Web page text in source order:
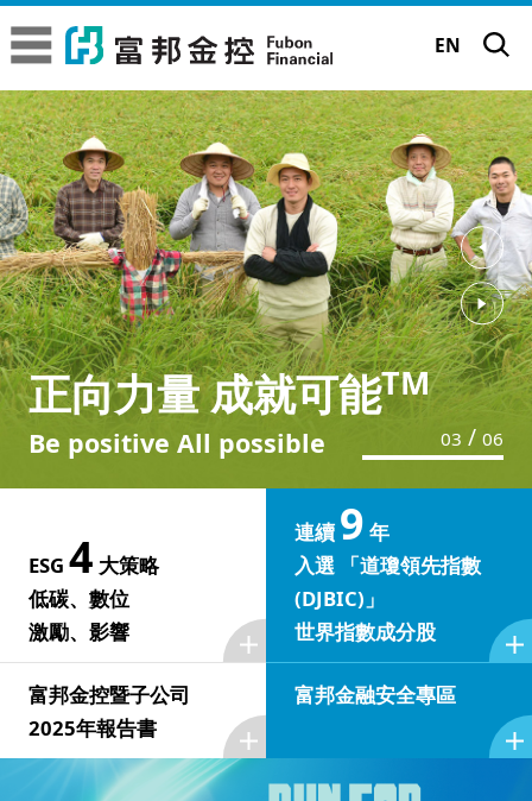
富邦金控
富邦金控
關於富邦金控
富邦金控簡介
經營委員會
金控子公司成員
富邦集團簡介
品牌故事
品牌理念
企業標誌
正向力量 成就可能TM
Run for Green
2025富邦金控營運報告
永續發展
永續願景工程
永續願景工程
低碳
激勵
永續績效與獲獎
評比及獲獎
永續國際倡議
永續報告書下載
公司治理
公司治理架構
股東會
致股東報告書
法定揭露事項
董事會
董事會成員
功能性委員會
人才招募
焦點職缺與查詢
職涯發展
薪酬福利
投資人關係
EN
正向力量 成就可能TM
Be positive All possible
正向力量 成就可能TM
Be positive All possible
‹
›
04 /06
ESG 4 大策略
低碳、數位
激勵、影響
連續9 年
入選 「道瓊領先指數
(DJBIC)」
世界指數成分股
富邦金控暨子公司
2025年報告書
富邦金融安全專區